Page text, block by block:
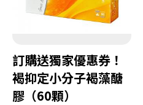
訂購送獨家優惠券！
褐抑定小分子褐藻醣
膠（60顆）